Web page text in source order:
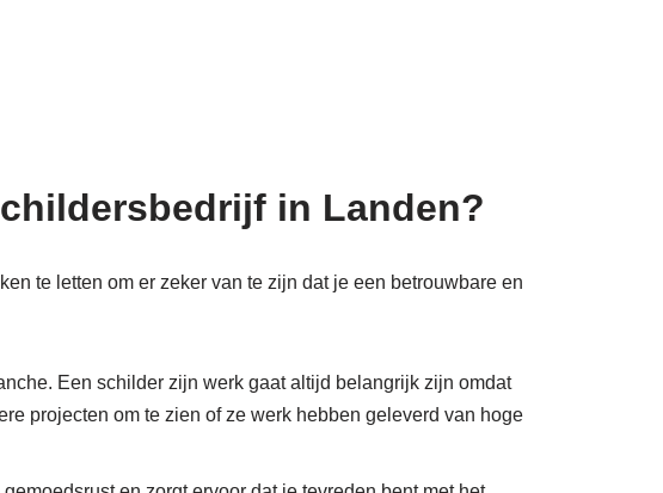
in Landen?
te letten om er zeker van te zijn dat je een betrouwbare en
Een schilder zijn werk gaat altijd belangrijk zijn omdat
projecten om te zien of ze werk hebben geleverd van hoge